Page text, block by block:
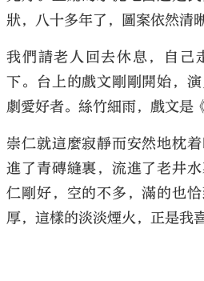
狀，八十多年了，圖案依然清晰
我們請老人回去休息，自己
下。台上的戲文剛剛開始，
劇愛好者。絲竹細雨，戲文是
崇仁就這麼寂靜而安然地枕
進了青磚縫裏，流進了老井
仁剛好，空的不多，滿的也
厚，這樣的淡淡煙火，正是我